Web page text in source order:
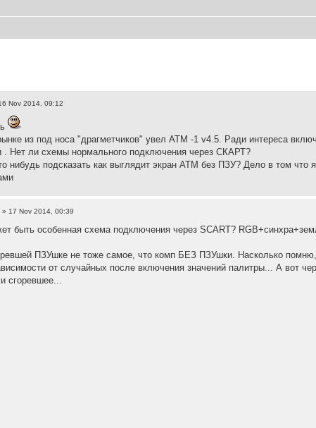
Nov 2014, 09:12
из под носа "драгметчиков" увел АТМ -1 v4.5. Ради интереса
. Нет ли схемы нормального подключения через СКАРТ?
нибудь подсказать как выглядит экран АТМ без ПЗУ? Дело в том что
» 17 Nov 2014, 00:39
быть особенная схема подключения через SCART?
ПЗУшке не тоже самое, что комп БЕЗ ПЗУшки. Насколько
от случайных после включения значений палитры... А вот
сгоревшее...